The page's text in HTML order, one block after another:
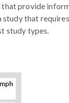
that provide
study that
study types.